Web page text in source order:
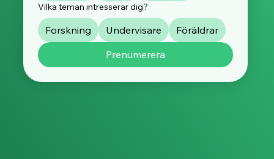
Vilka teman intresserar dig?
Forskning Undervisare
Föräldrar
Prenumerera